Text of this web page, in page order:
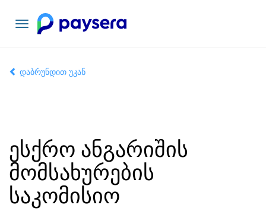
ნავიგაციის
გადართვა
დაბრუნდით უკან
ესქრო ანგარიშის
მომსახურების
საკომისიო